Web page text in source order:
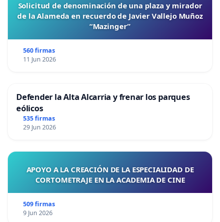
Solicitud de denominación de una plaza y mirador
de la Alameda en recuerdo de Javier Vallejo Muñoz
“Mazinger”
560 firmas
11 Jun 2026
Defender la Alta Alcarria y frenar los parques
eólicos
535 firmas
29 Jun 2026
APOYO A LA CREACIÓN DE LA ESPECIALIDAD DE
CORTOMETRAJE EN LA ACADEMIA DE CINE
509 firmas
9 Jun 2026